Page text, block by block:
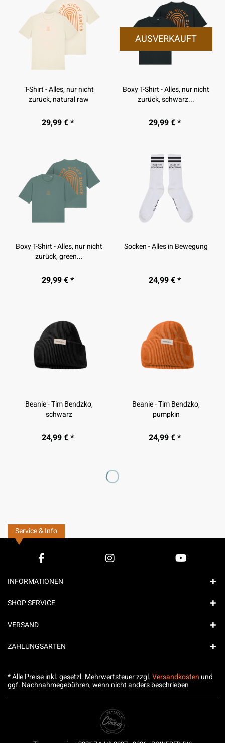
T-Shirt - Alles, nur nicht
zurück, natural raw
29,99 € *
AUSVERKAUFT
Boxy T-Shirt - Alles, nur nicht
zurück, schwarz...
29,99 € *
Boxy T-Shirt - Alles, nur nicht
zurück, green...
29,99 € *
Socken - Alles in Bewegung
24,99 € *
Beanie - Tim Bendzko,
schwarz
24,99 € *
Beanie - Tim Bendzko,
pumpkin
24,99 € *
Service & Info
INFORMATIONEN
SHOP SERVICE
VERSAND
ZAHLUNGSARTEN
* Alle Preise inkl. gesetzl. Mehrwertsteuer zzgl.Versandkosten und
ggf. Nachnahmegebühren, wenn nicht anders beschrieben